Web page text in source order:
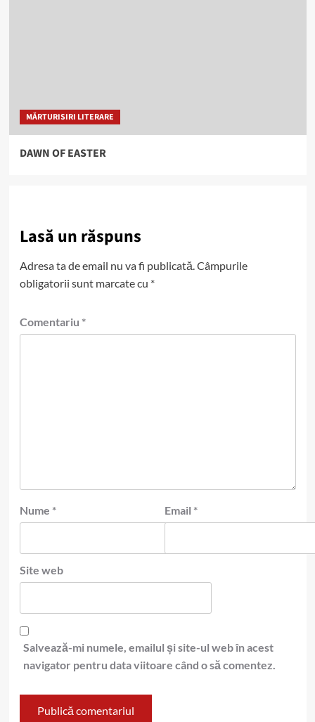
MĂRTURISIRI LITERARE
DAWN OF EASTER
Lasă un răspuns
Adresa ta de email nu va fi publicată.Câmpurile
obligatorii sunt marcate cu *
Comentariu *
Nume * Email *
Site web
Salvează-mi numele, emailul și site-ul web în acest
navigator pentru data viitoare când o să comentez.